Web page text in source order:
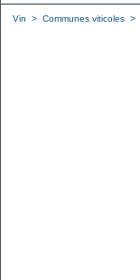
Vin > Communes viticoles >